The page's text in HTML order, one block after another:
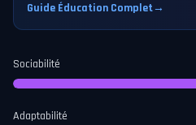
Guide Éducation Complet→
Sociabilité
Adaptabilité